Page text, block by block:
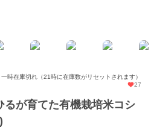
一時在庫切れ（21時に在庫数がリセットされます）
27
が育てた有機栽培米コシ